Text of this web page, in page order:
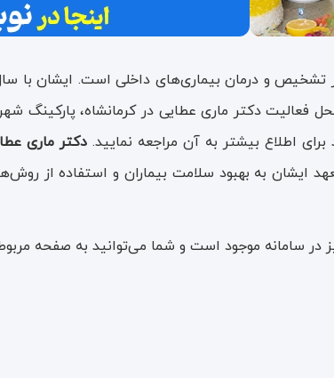
و درمان بیماری‌های داخلی است. ایشان با
فعالیت دکتر ماری عطایی در کرمانشاه، پارکینگ
اطلاع بیشتر به آن مراجعه نمایید. دکتر ماری
ایشان به بهبود سلامت بیماران و استفاده از
در سامانه موجود است و شما می‌توانید به صفحه